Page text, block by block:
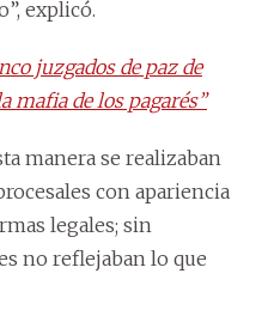
explicó.
juzgados de paz de
mafia de los pagarés”
manera se realizaban
con apariencia
legales; sin
no reflejaban lo que